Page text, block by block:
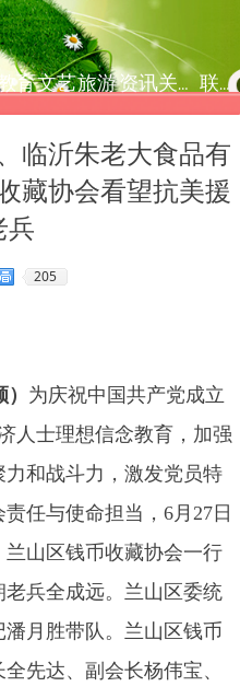
育文艺旅游资讯 关于我们 联系我们
临沂朱老大食品有
藏协会看望抗美援
兵
为庆祝中国共产党成立
人士理想信念教育，加强
和战斗力，激发党员特
任与使命担当，6月27日
山区钱币收藏协会一行
兵全成远。兰山区委统
月胜带队。兰山区钱币
先达、副会长杨伟宝、
205